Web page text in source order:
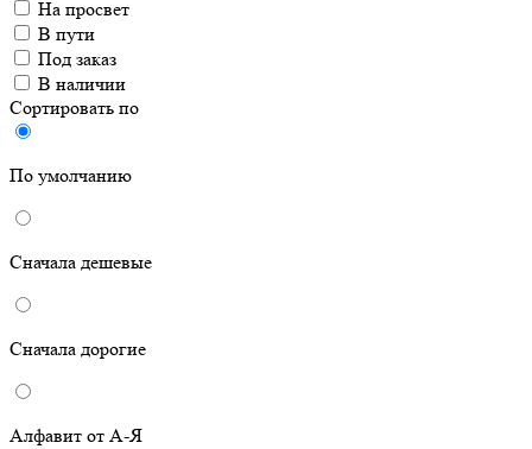
На просвет
В пути
Под заказ
В наличии
Сортировать по
По умолчанию
Сначала дешевые
Сначала дорогие
Алфавит от А-Я